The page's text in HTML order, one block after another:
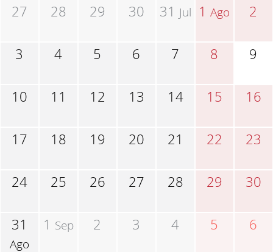
27 28 29 30 31 Jul 1Ago 2
3 4 5 6 7 8 9
10 11 12 13 14 15 16
17 18 19 20 21 22 23
24 25 26 27 28 29 30
31
Ago
1 Sep 2 3 4 5 6